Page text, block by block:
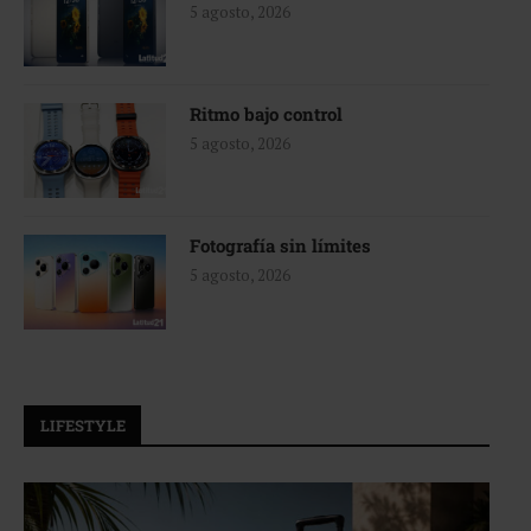
5 agosto, 2026
Ritmo bajo control
5 agosto, 2026
Fotografía sin límites
5 agosto, 2026
LIFESTYLE